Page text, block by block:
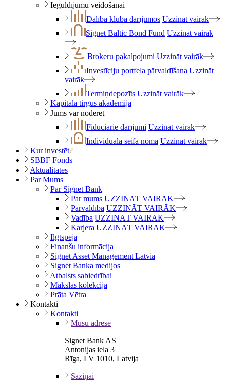
Ieguldījumu veidošanai
Dalība kluba darījumos Uzzināt vairāk
Signet Baltic Bond Fund Uzzināt vairāk
Brokeru pakalpojumi Uzzināt vairāk
Investīciju portfeļa pārvaldīšana Uzzināt
vairāk
Termiņdepozīts Uzzināt vairāk
Kapitāla tirgus akadēmija
Jums var noderēt
Fiduciārie darījumi Uzzināt vairāk
Individuālā seifa noma Uzzināt vairāk
Kur investēt?
SBBF Fonds
Aktualitātes
Par Mums
Par Signet Bank
Par mums UZZINĀT VAIRĀK
Pārvaldība UZZINĀT VAIRĀK
Vadība UZZINĀT VAIRĀK
Karjera UZZINĀT VAIRĀK
Ilgtspēja
Finanšu informācija
Signet Asset Management Latvia
Signet Banka medijos
Atbalsts sabiedrībai
Mākslas kolekcija
Prāta Vētra
Kontakti
Kontakti
Mūsu adrese
Signet Bank AS
Antonijas iela 3
Rīga, LV 1010, Latvija
Saziņai